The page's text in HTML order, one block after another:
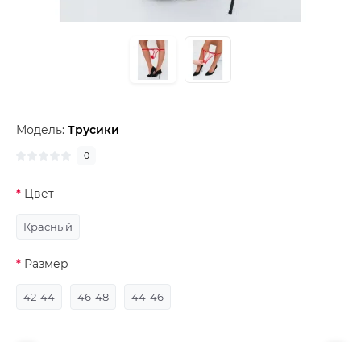
Модель: Трусики
0
Цвет
Красный
Размер
42-44 46-48 44-46